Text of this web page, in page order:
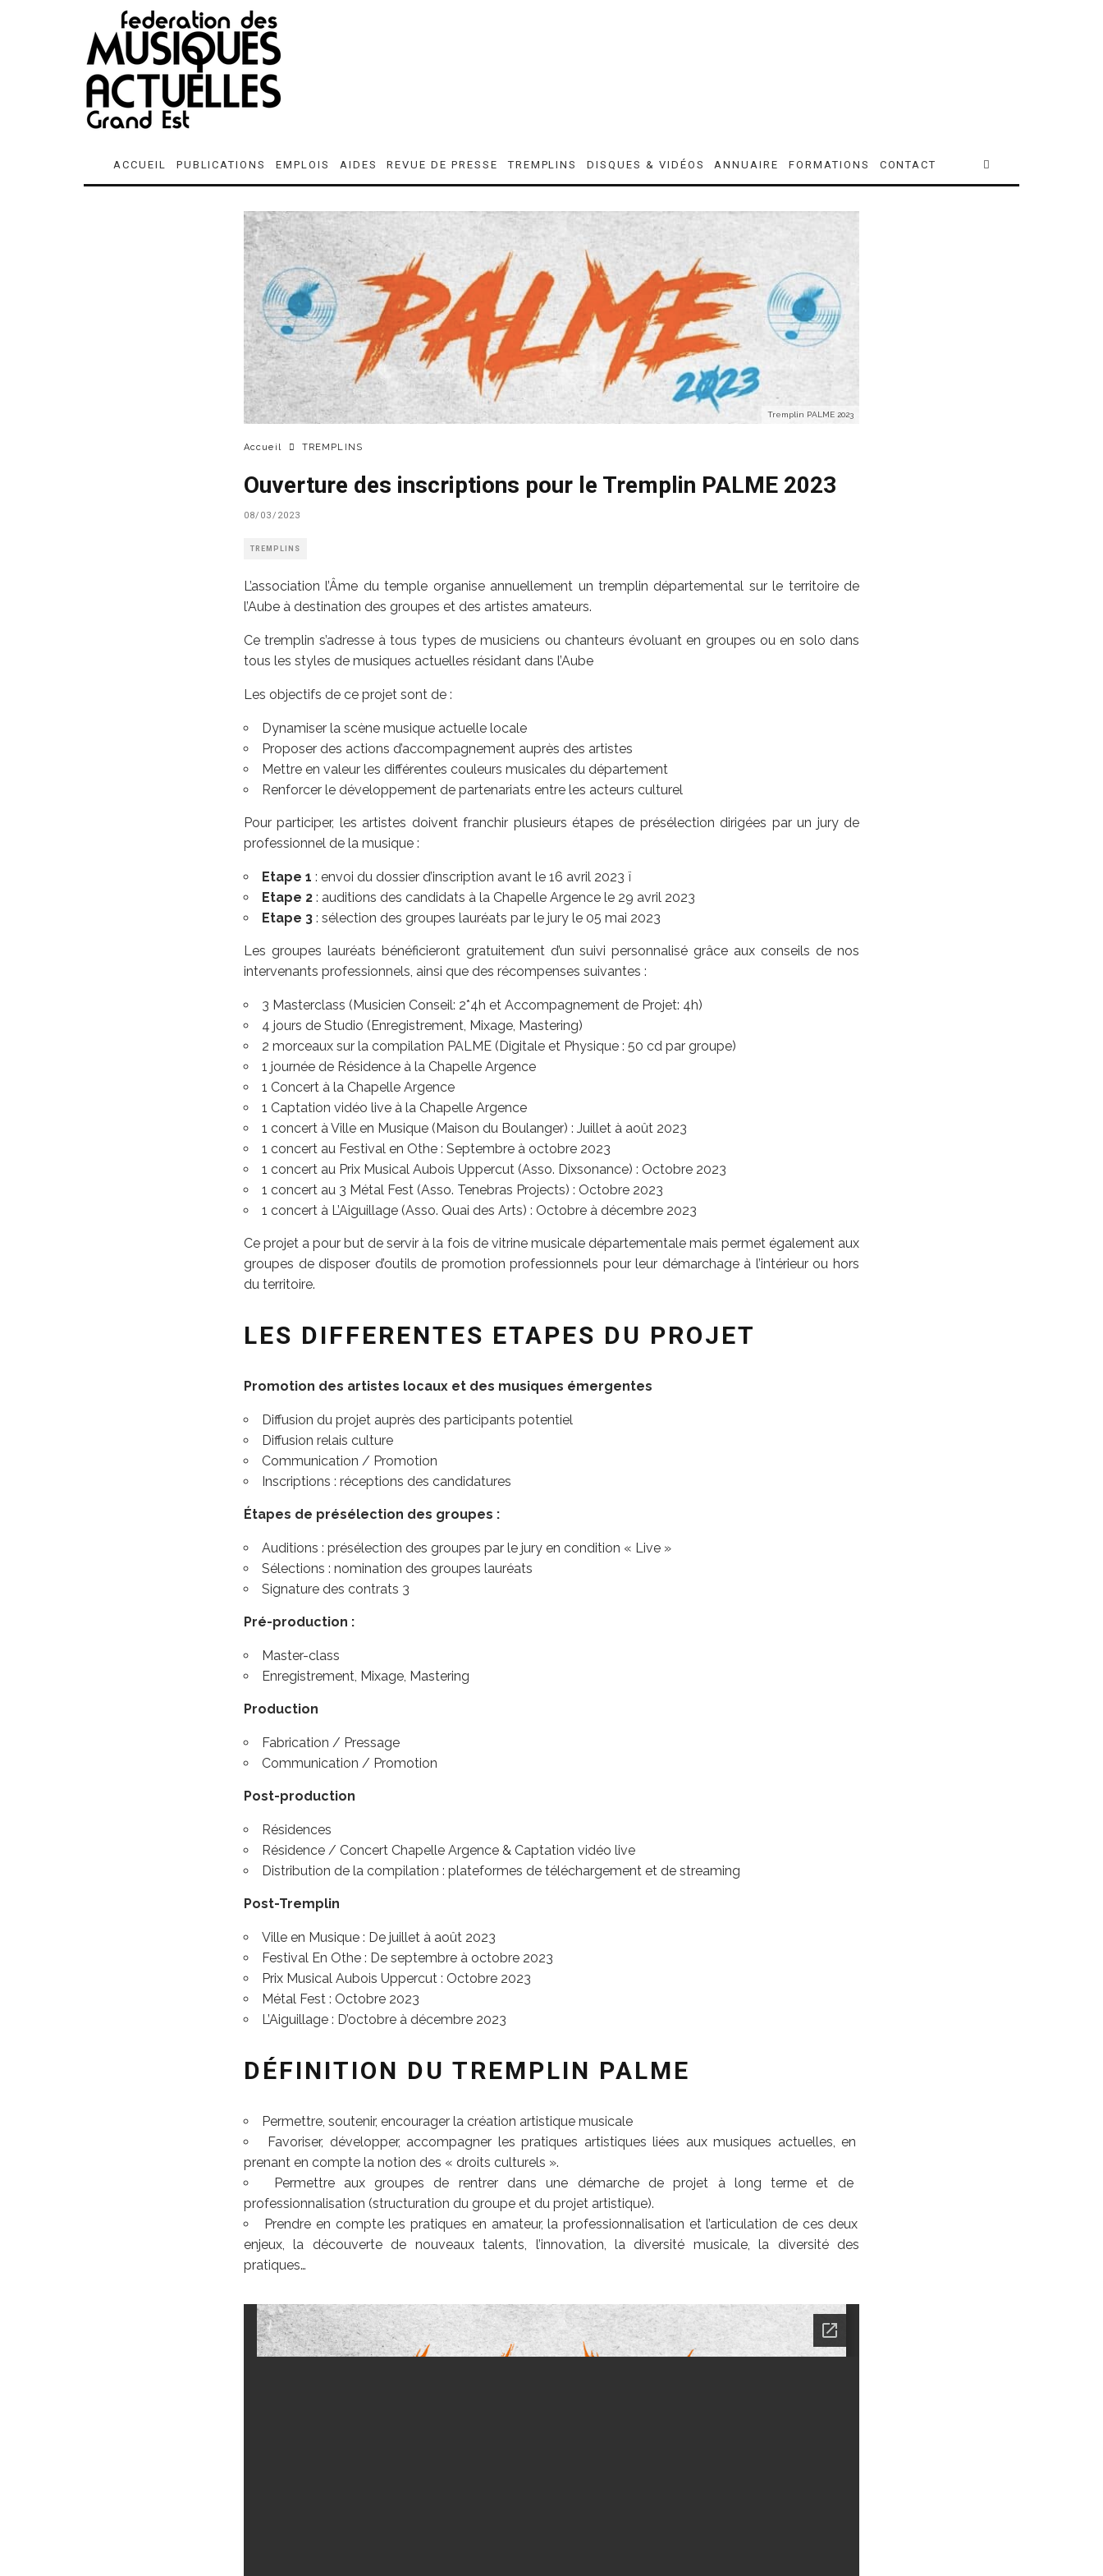
ACCUEIL PUBLICATIONS EMPLOIS AIDES REVUE DE PRESSE TREMPLINS DISQUES & VIDÉOS ANNUAIRE FORMATIONS CONTACT
Tremplin PALME 2023
Accueil TREMPLINS
Ouverture des inscriptions pour le Tremplin PALME 2023
08/03/2023
TREMPLINS
L’association l’Âme du temple organise annuellement un tremplin départemental sur le territoire de
l’Aube à destination des groupes et des artistes amateurs.
Ce tremplin s’adresse à tous types de musiciens ou chanteurs évoluant en groupes ou en solo dans
tous les styles de musiques actuelles résidant dans l’Aube
Les objectifs de ce projet sont de :
Dynamiser la scène musique actuelle locale
Proposer des actions d’accompagnement auprès des artistes
Mettre en valeur les différentes couleurs musicales du département
Renforcer le développement de partenariats entre les acteurs culturel
Pour participer, les artistes doivent franchir plusieurs étapes de présélection dirigées par un jury de
professionnel de la musique :
Etape 1 : envoi du dossier d’inscription avant le 16 avril 2023 ï
Etape 2 : auditions des candidats à la Chapelle Argence le 29 avril 2023
Etape 3 : sélection des groupes lauréats par le jury le 05 mai 2023
Les groupes lauréats bénéficieront gratuitement d’un suivi personnalisé grâce aux conseils de nos
intervenants professionnels, ainsi que des récompenses suivantes :
3 Masterclass (Musicien Conseil: 2*4h et Accompagnement de Projet: 4h)
4 jours de Studio (Enregistrement, Mixage, Mastering)
2 morceaux sur la compilation PALME (Digitale et Physique : 50 cd par groupe)
1 journée de Résidence à la Chapelle Argence
1 Concert à la Chapelle Argence
1 Captation vidéo live à la Chapelle Argence
1 concert à Ville en Musique (Maison du Boulanger) : Juillet à août 2023
1 concert au Festival en Othe : Septembre à octobre 2023
1 concert au Prix Musical Aubois Uppercut (Asso. Dixsonance) : Octobre 2023
1 concert au 3 Métal Fest (Asso. Tenebras Projects) : Octobre 2023
1 concert à L’Aiguillage (Asso. Quai des Arts) : Octobre à décembre 2023
Ce projet a pour but de servir à la fois de vitrine musicale départementale mais permet également aux
groupes de disposer d’outils de promotion professionnels pour leur démarchage à l’intérieur ou hors
du territoire.
LES DIFFERENTES ETAPES DU PROJET
Promotion des artistes locaux et des musiques émergentes
Diffusion du projet auprès des participants potentiel
Diffusion relais culture
Communication / Promotion
Inscriptions : réceptions des candidatures
Étapes de présélection des groupes :
Auditions : présélection des groupes par le jury en condition « Live »
Sélections : nomination des groupes lauréats
Signature des contrats 3
Pré-production :
Master-class
Enregistrement, Mixage, Mastering
Production
Fabrication / Pressage
Communication / Promotion
Post-production
Résidences
Résidence / Concert Chapelle Argence & Captation vidéo live
Distribution de la compilation : plateformes de téléchargement et de streaming
Post-Tremplin
Ville en Musique : De juillet à août 2023
Festival En Othe : De septembre à octobre 2023
Prix Musical Aubois Uppercut : Octobre 2023
Métal Fest : Octobre 2023
L’Aiguillage : D’octobre à décembre 2023
DÉFINITION DU TREMPLIN PALME
Permettre, soutenir, encourager la création artistique musicale
Favoriser, développer, accompagner les pratiques artistiques liées aux musiques actuelles, en
prenant en compte la notion des « droits culturels ».
Permettre aux groupes de rentrer dans une démarche de projet à long terme et de
professionnalisation (structuration du groupe et du projet artistique).
Prendre en compte les pratiques en amateur, la professionnalisation et l’articulation de ces deux
enjeux, la découverte de nouveaux talents, l’innovation, la diversité musicale, la diversité des
pratiques…